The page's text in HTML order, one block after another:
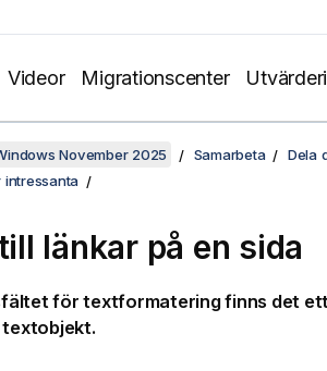
Videor Migrationscenter
November 2025 Samarbeta
Dela
intressanta
länkar på en sida
för textformatering finns det